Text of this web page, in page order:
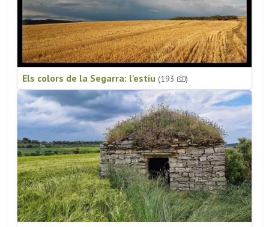
Els colors de la Segarra: l'estiu (193 )